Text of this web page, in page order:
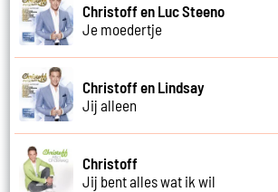
Christoff en Luc Steeno
Je moedertje
Christoff en Lindsay
Jij alleen
Christoff
Jij bent alles wat ik wil